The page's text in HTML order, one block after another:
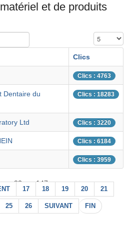
et de produits
Affichage #
Clics
Clics : 4763
Dentaire du
Clics : 18283
Ltd Clics : 3220
Clics : 6184
Clics : 3959
22 sur 147
17 18 19 20 21
25 26 SUIVANT FIN